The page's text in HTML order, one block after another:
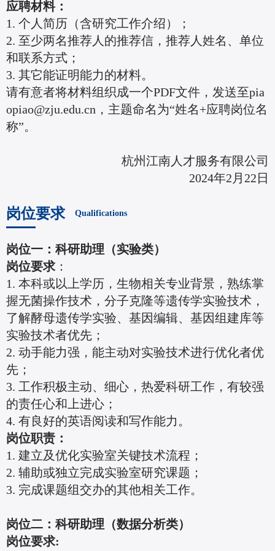
应聘材料：
1. 个人简历（含研究工作介绍）；
2. 至少两名推荐人的推荐信，推荐人姓名、单位
和联系方式；
3. 其它能证明能力的材料。
请有意者将材料组织成一个PDF文件，发送至pia
opiao@zju.edu.cn，主题命名为“姓名+应聘岗位名
称”。
杭州江南人才服务有限公司
2024年2月22日
岗位要求 Qualifications
岗位一：科研助理（实验类）
岗位要求 ：
1. 本科或以上学历，生物相关专业背景，熟练掌
握无菌操作技术，分子克隆等遗传学实验技术，
了解酵母遗传学实验、基因编辑、基因组建库等
实验技术者优先；
2. 动手能力强，能主动对实验技术进行优化者优
先；
3. 工作积极主动、细心，热爱科研工作，有较强
的责任心和上进心；
4. 有良好的英语阅读和写作能力。
岗位职责：
1. 建立及优化实验室关键技术流程；
2. 辅助或独立完成实验室研究课题；
3. 完成课题组交办的其他相关工作。
岗位二：科研助理（数据分析类）
岗位要求: